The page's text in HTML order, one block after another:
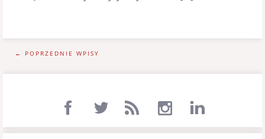
← POPRZEDNIE WPISY